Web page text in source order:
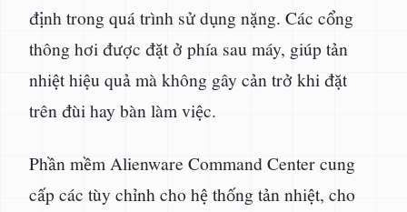
định trong quá trình sử dụng nặng. Các cổng
thông hơi được đặt ở phía sau máy, giúp tản
nhiệt hiệu quả mà không gây cản trở khi đặt
trên đùi hay bàn làm việc.
Phần mềm Alienware Command Center cung
cấp các tùy chỉnh cho hệ thống tản nhiệt, cho